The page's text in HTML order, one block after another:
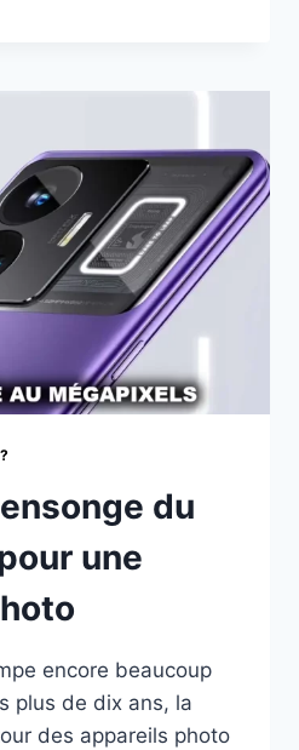
du
une
encore beaucoup
plus de dix ans, la
des appareils photo